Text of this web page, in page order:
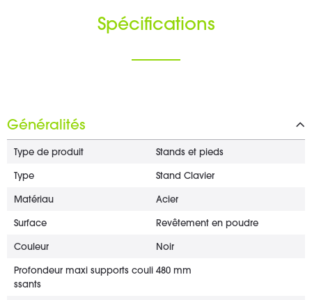
Spécifications
Généralités
Type de produit Stands et pieds
Type Stand Clavier
Matériau Acier
Surface Revêtement en poudre
Couleur Noir
Profondeur maxi supports couli
ssants
480 mm